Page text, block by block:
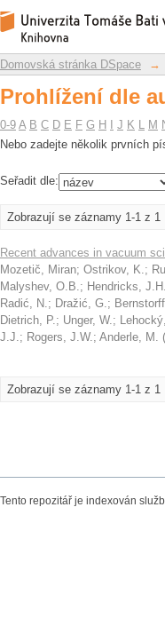
Prohlížení dle
Repozitář DSpace/
Domovská stránka DSpace →
Prohlížení dle
0-9 A B C D E F G H J K L M
Nebo zadejte několik prvních
Seřadit dle:
Zobrazují se záznamy 1-1 z 1
Recent advances in vacuum
Mozetič, Miran; Ostrikov, K.;
Malyshev, O.B.; Hendricks, J.H.
Radić, N.; Dražić, G.;
Dietrich, P.; Unger, W.;
J.J.; Rogers, J.W.; Anderle, M. (
Zobrazují se záznamy 1-1 z 1
Tento repozitář je indexován